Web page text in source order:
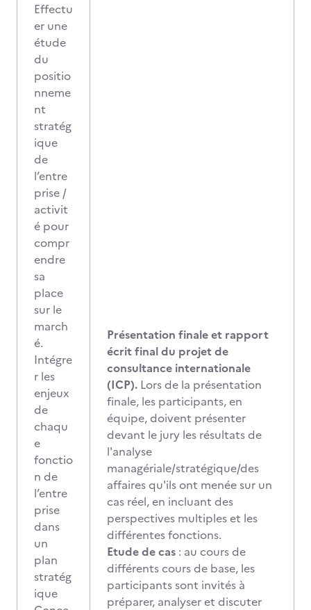
Effectu
er une
étude
du
positio
nneme
nt
stratég
ique
de
l’entre
prise /
activit
é pour
compr
endre
sa
place
sur le
march
é.
Intégre
r les
enjeux
de
chaqu
e
fonctio
n de
l’entre
prise
dans
un
plan
stratég
ique
Présentation finale et rapport
écrit final du projet de
consultance internationale
(ICP). Lors de la présentation
finale, les participants, en
équipe, doivent présenter
devant le jury les résultats de
l'analyse
managériale/stratégique/des
affaires qu'ils ont menée sur un
cas réel, en incluant des
perspectives multiples et les
différentes fonctions.
Etude de cas : au cours de
différents cours de base, les
participants sont invités à
préparer, analyser et discuter